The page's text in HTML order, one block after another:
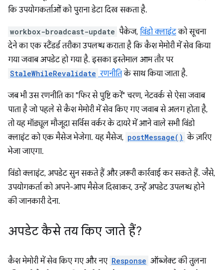
कि उपयोगकर्ताओं को पुराना डेटा दिख सकता है.
workbox-broadcast-update पैकेज, विंडो क्लाइंटको सूचना
देने का एक स्टैंडर्ड तरीका उपलब्ध कराता है कि कैश मेमोरी में सेव किया
गया जवाब अपडेट हो गया है. इसका इस्तेमाल आम तौर पर
StaleWhileRevalidate रणनीतिके साथ किया जाता है.
जब भी उस रणनीति का "फिर से पुष्टि करें" चरण, नेटवर्क से ऐसा जवाब
पाता है जो पहले से कैश मेमोरी में सेव किए गए जवाब से अलग होता है,
तो यह मॉड्यूल मौजूदा सर्विस वर्कर के दायरे में आने वाले सभी विंडो
क्लाइंट को एक मैसेज भेजेगा. यह मैसेज, postMessage() के ज़रिए
भेजा जाएगा.
विंडो क्लाइंट, अपडेट सुन सकते हैं और ज़रूरी कार्रवाई कर सकते हैं. जैसे,
उपयोगकर्ता को अपने-आप मैसेज दिखाकर, उन्हें अपडेट उपलब्ध होने
की जानकारी देना.
अपडेट कैसे तय किए जाते हैं?
कैश मेमोरी में सेव किए गए और नए Response ऑब्जेक्ट की तुलना